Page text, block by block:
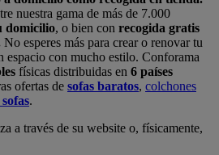
nuestra gama de más de 7.000
domicilio, o bien con recogida gratis
No esperes más para crear o renovar tu
espacio con mucho estilo. Conforama
físicas distribuidas en 6 países
ofertas de sofas baratos, colchones
.
a través de su website o, físicamente,